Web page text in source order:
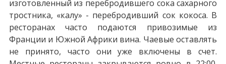
изготовленный из перебродившего сока сахарного
тростника, «калу» - перебродивший сок кокоса. В
ресторанах часто подаются привозимые из
Франции и Южной Африки вина. Чаевые оставлять
не принято, часто они уже включены в счет.